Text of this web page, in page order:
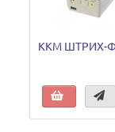
ККМ ШТРИХ-